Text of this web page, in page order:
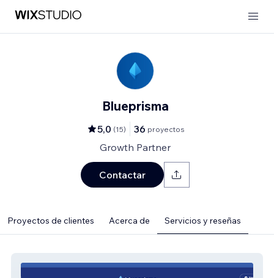
Blueprisma
5,0 (15) 36 proyectos
Growth Partner
Contactar
Proyectos de clientes Acerca de Servicios y reseñas